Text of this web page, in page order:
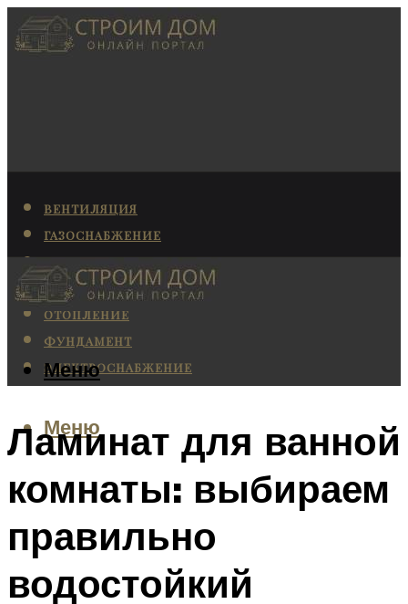
ВЕНТИЛЯЦИЯ
ГАЗОСНАБЖЕНИЕ
КАНАЛИЗАЦИЯ
КОНДИЦИОНИРОВАНИЕ
ОТОПЛЕНИЕ
ФУНДАМЕНТ
ЭЛЕКТРОСНАБЖЕНИЕ
Меню
Меню
Ламинат для ванной
комнаты: выбираем
правильно
водостойкий